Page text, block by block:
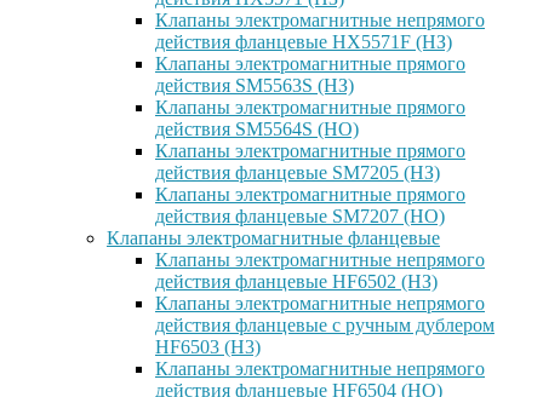
Клапаны электромагнитные непрямого
действия фланцевые HX5571F (НЗ)
Клапаны электромагнитные прямого
действия SM5563S (НЗ)
Клапаны электромагнитные прямого
действия SM5564S (НО)
Клапаны электромагнитные прямого
действия фланцевые SM7205 (НЗ)
Клапаны электромагнитные прямого
действия фланцевые SM7207 (НО)
Клапаны электромагнитные фланцевые
Клапаны электромагнитные непрямого
действия фланцевые HF6502 (НЗ)
Клапаны электромагнитные непрямого
действия фланцевые с ручным дублером
HF6503 (Н3)
Клапаны электромагнитные непрямого
действия фланцевые HF6504 (НО)